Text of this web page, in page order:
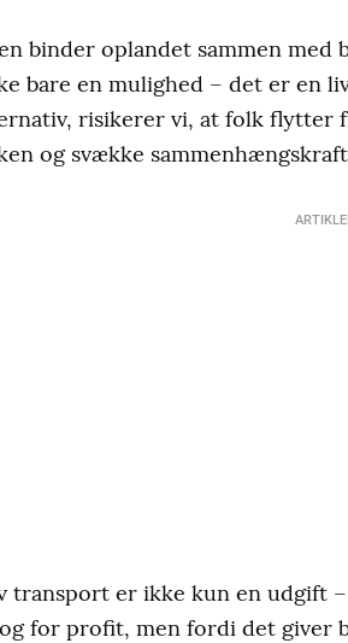
binder oplandet sammen
bare en mulighed – det er en
risikerer vi, at folk flytter
og svække
transport er ikke kun en udgift
for profit, men fordi det giver